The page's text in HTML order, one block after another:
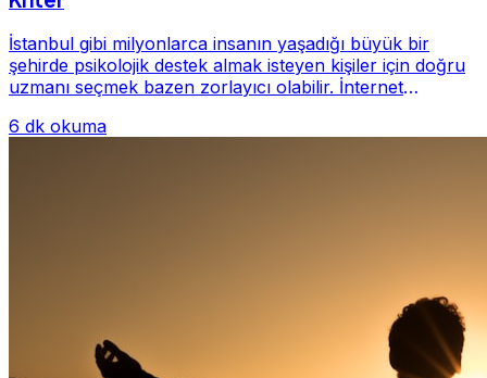
İstanbul gibi milyonlarca insanın yaşadığı büyük bir
şehirde psikolojik destek almak isteyen kişiler için doğru
uzmanı seçmek bazen zorlayıcı olabilir. İnternet
6 dk okuma